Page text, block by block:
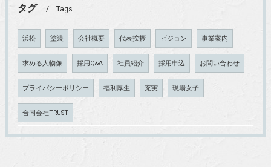
タグ Tags
浜松 塗装 会社概要 代表挨拶 ビジョン 事業案内
求める人物像 採用Q&A 社員紹介 採用申込 お問い合わせ
プライバシーポリシー 福利厚生 充実 現場女子
合同会社TRUST